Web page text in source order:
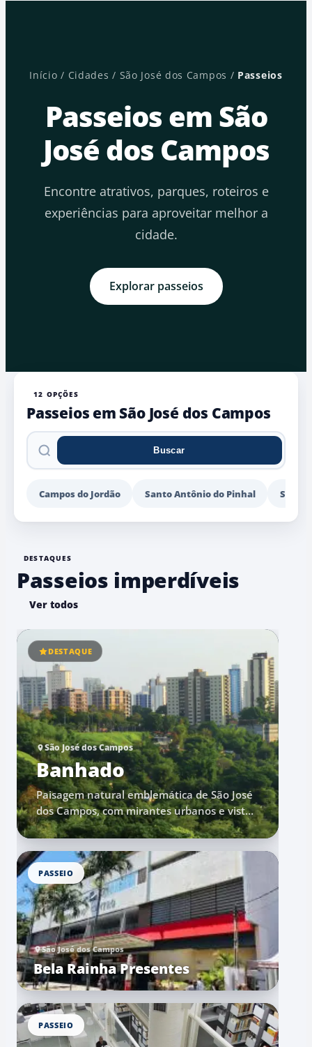
Início / Cidades / São José dos Campos / Passeios
Passeios em São
José dos Campos
Encontre atrativos, parques, roteiros e
experiências para aproveitar melhor a
cidade.
Explorar passeios
12 OPÇÕES
Passeios em São José dos Campos
Pesquisar
Buscar
Campos do Jordão Santo Antônio do Pinhal São
DESTAQUES
Passeios imperdíveis
Ver todos
DESTAQUE
São José dos Campos
Banhado
Paisagem natural emblemática de São José
dos Campos, com mirantes urbanos e vista
aberta para uma das áreas ambientais mais
marcantes da cidade.
PASSEIO
São José dos Campos
Bela Rainha Presentes
PASSEIO